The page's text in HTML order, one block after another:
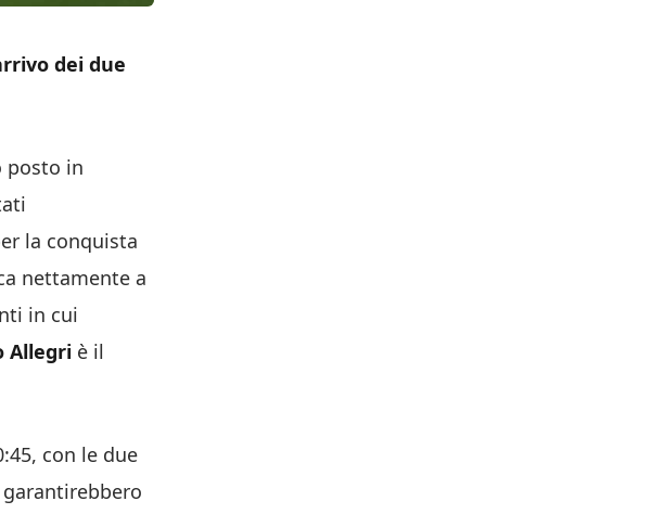
dei due
posto in
la conquista
nettamente a
in cui
Allegri è il
con le due